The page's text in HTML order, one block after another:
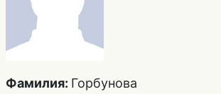
Фамилия: Горбунова